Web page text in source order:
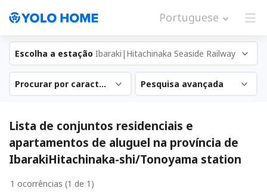
Portuguese
Escolha a estação Ibaraki|Hitachinaka Seaside Railway
Procurar por característica Pesquisa avançada
Lista de conjuntos residenciais e
apartamentos de aluguel na província de
IbarakiHitachinaka-shi/Tonoyama station
1 ocorrências (1 de 1)